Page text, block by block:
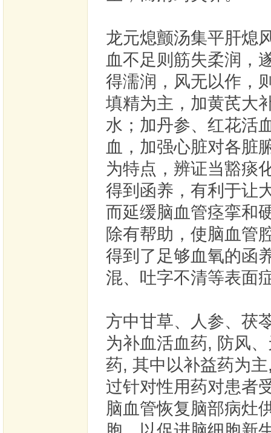
龙元熄颤汤集平肝熄
血不足则筋失柔润，
得濡润，风无以作，
填精为主，加黄芪大
水；加丹参、红花活
血，加强心脏对各脏
为特点，辨证当豁痰
得到函养，有利于让
而延缓脑血管痉挛和
除有帮助，使脑血管
得到了足够血氧的函
混、吐字不清等表面
方中甘草、人参、茯
为补血活血药, 防风
药, 其中以补益药为
过针对性用药对患者
脑血管恢复脑部病灶